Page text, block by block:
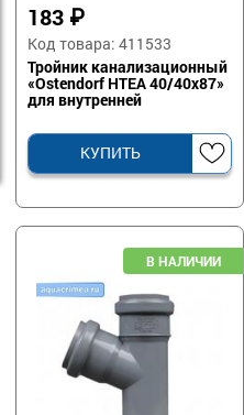
183 ₽
Код товара: 411533
Тройник канализационный
«Ostendorf HTEA 40/40х87»
для внутренней
канализации
КУПИТЬ